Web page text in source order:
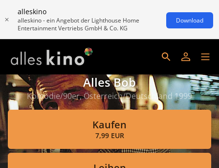
alleskino
alleskino - ein Angebot der Lighthouse Home
Entertainment Vertriebs GmbH & Co. KG
Download
Alles Bob
Komödie/90er, Österreich/Deutschland 1999
Kaufen
7,99 EUR